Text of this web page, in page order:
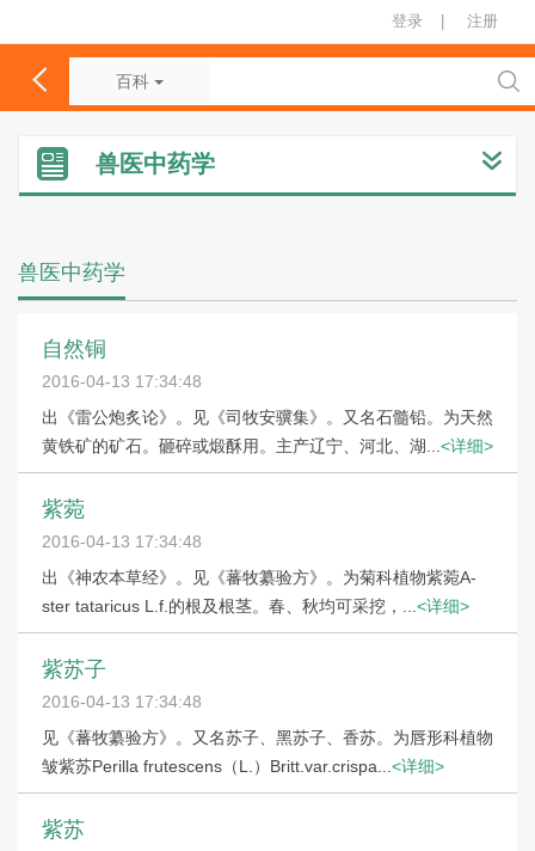
登录 注册
百科
兽医中药学
兽医中药学
自然铜
2016-04-13 17:34:48
出《雷公炮炙论》。见《司牧安骥集》。又名石髓铅。为天然
黄铁矿的矿石。砸碎或煅酥用。主产辽宁、河北、湖... <详细>
紫菀
2016-04-13 17:34:48
出《神农本草经》。见《蕃牧纂验方》。为菊科植物紫菀A-
ster tataricus L.f.的根及根茎。春、秋均可采挖，... <详细>
紫苏子
2016-04-13 17:34:48
见《蕃牧纂验方》。又名苏子、黑苏子、香苏。为唇形科植物
皱紫苏Perilla frutescens（L.）Britt.var.crispa... <详细>
紫苏